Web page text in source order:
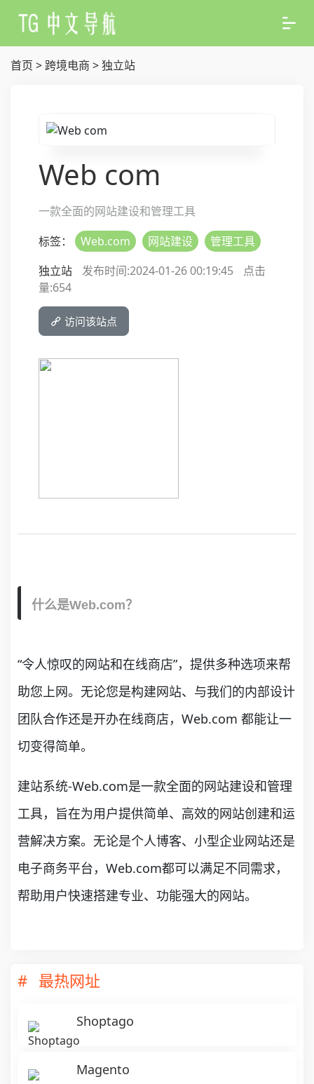
首页 > 跨境电商 >独立站
Web com
一款全面的网站建设和管理工具
标签：
Web.com 网站建设
管理工具
独立站
发布时间:2024-01-26 00:19:45
点击
量:654
访问该站点
什么是Web.com？
“令人惊叹的网站和在线商店”，提供多种选项来帮
助您上网。无论您是构建网站、与我们的内部设计
团队合作还是开办在线商店，Web.com 都能让一
切变得简单。
建站系统-Web.com是一款全面的网站建设和管理
工具，旨在为用户提供简单、高效的网站创建和运
营解决方案。无论是个人博客、小型企业网站还是
电子商务平台，Web.com都可以满足不同需求，
帮助用户快速搭建专业、功能强大的网站。
最热网址
Shoptago
Magento